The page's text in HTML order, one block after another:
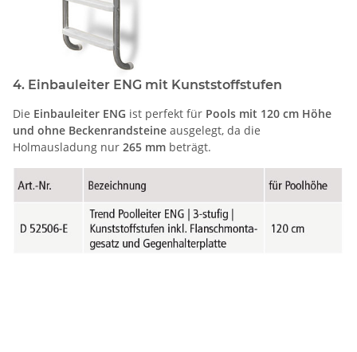
4. Einbauleiter ENG mit Kunststoffstufen
Die Einbauleiter ENG ist perfekt für Pools mit 120 cm Höhe
und ohne Beckenrandsteine ausgelegt, da die
Holmausladung nur 265 mm beträgt.